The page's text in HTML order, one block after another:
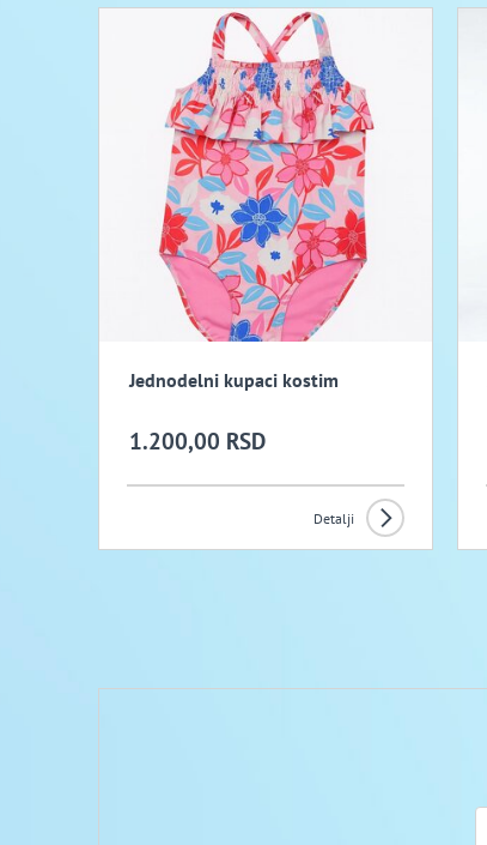
Jednodelni kupaci kostim
1.200,00 RSD
Detalji